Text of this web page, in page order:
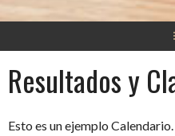
Resultados y
Esto es un ejemplo